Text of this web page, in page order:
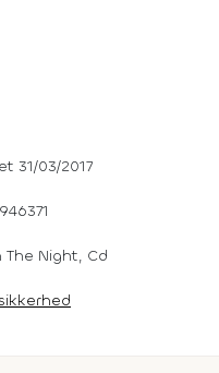
31/03/2017
The Night, Cd